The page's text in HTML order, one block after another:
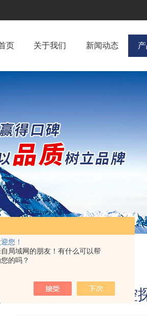
您！
局域网的朋友！有什么可以帮
的吗？
页 关于我们 新闻动态
探照灯抢险车载户外磁吸式
鼎轩照明60W遥